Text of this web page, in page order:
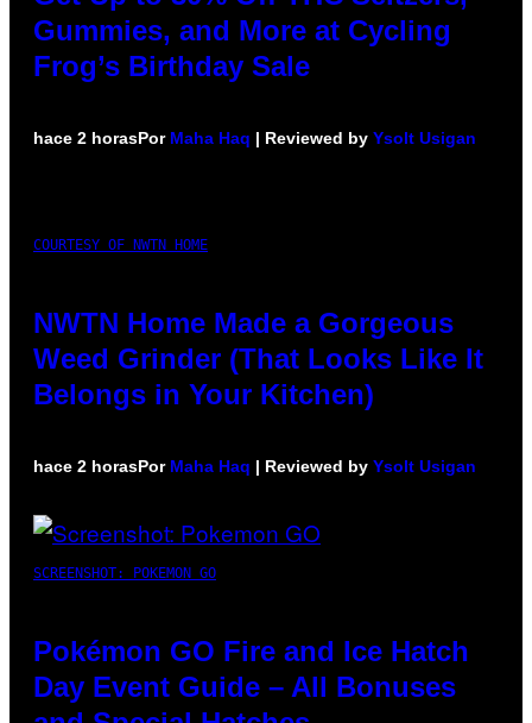
Gummies, and More at Cycling
Frog’s Birthday Sale
hace 2 horasPor Maha Haq | Reviewed by Ysolt Usigan
COURTESY OF NWTN HOME
NWTN Home Made a Gorgeous
Weed Grinder (That Looks Like It
Belongs in Your Kitchen)
hace 2 horasPor Maha Haq | Reviewed by Ysolt Usigan
SCREENSHOT: POKEMON GO
Pokémon GO Fire and Ice Hatch
Day Event Guide – All Bonuses